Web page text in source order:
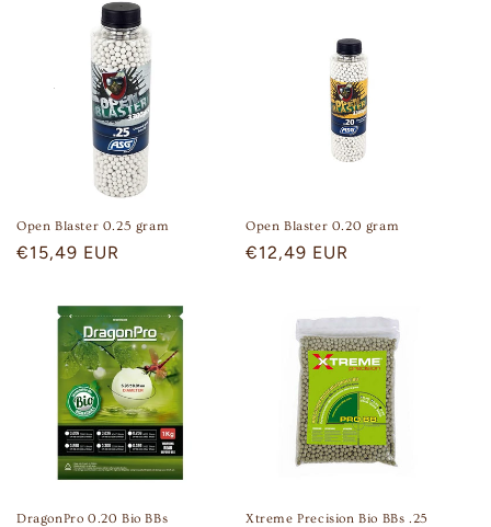
Open Blaster 0.25 gram
Regular
€15,49 EUR
Open Blaster 0.20 gram
Regular
€12,49 EUR
DragonPro 0.20 Bio BBs
Xtreme Precision Bio BBs .25